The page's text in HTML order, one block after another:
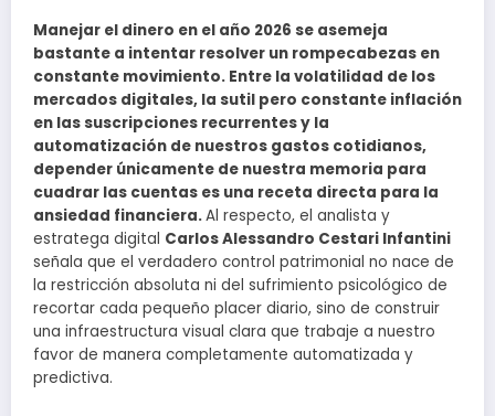
Manejar el dinero en el año 2026 se asemeja
bastante a intentar resolver un rompecabezas en
constante movimiento. Entre la volatilidad de los
mercados digitales, la sutil pero constante inflación
en las suscripciones recurrentes y la
automatización de nuestros gastos cotidianos,
depender únicamente de nuestra memoria para
cuadrar las cuentas es una receta directa para la
ansiedad financiera.Al respecto, el analista y
estratega digital Carlos Alessandro Cestari Infantini
señala que el verdadero control patrimonial no nace de
la restricción absoluta ni del sufrimiento psicológico de
recortar cada pequeño placer diario, sino de construir
una infraestructura visual clara que trabaje a nuestro
favor de manera completamente automatizada y
predictiva.